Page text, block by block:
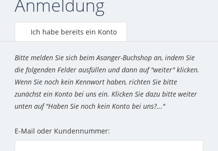
Anmeldung
Ich habe bereits ein Konto
Bitte melden Sie sich beim Asanger-Buchshop an, indem Sie
die folgenden Felder ausfüllen und dann auf "weiter" klicken.
Wenn Sie noch kein Kennwort haben, richten Sie bitte
zunächst ein Konto bei uns ein. Klicken Sie dazu bitte weiter
unten auf "Haben Sie noch kein Konto bei uns?..."
E-Mail oder Kundennummer: